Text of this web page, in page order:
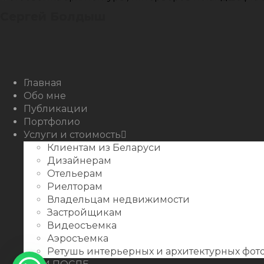
Behance
Главная
Обо мне
Публикации
Портфолио
Услуги и стоимость
Клиентам из Беларуси
Дизайнерам
Отельерам
Риелторам
Владельцам недвижимости
Застройщикам
Видеосъемка
Аэросъемка
Ретушь интерьерных и архитектурных